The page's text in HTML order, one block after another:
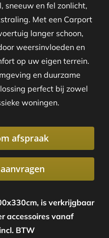
sneeuw en fel zonlicht,
Met een Carport
langer schoon,
weersinvloeden en
op uw eigen terrein.
en duurzame
perfect bij zowel
woningen.
afspraak
is verkrijgbaar
accessoires vanaf
BTW